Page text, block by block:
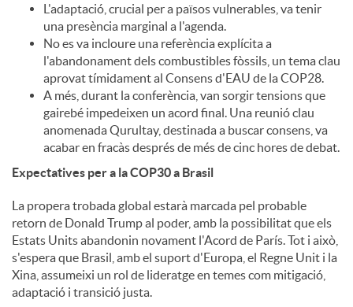
L'adaptació, crucial per a països vulnerables, va tenir
una presència marginal a l'agenda.
No es va incloure una referència explícita a
l'abandonament dels combustibles fòssils, un tema clau
aprovat tímidament al Consens d'EAU de la COP28.
A més, durant la conferència, van sorgir tensions que
gairebé impedeixen un acord final. Una reunió clau
anomenada Qurultay, destinada a buscar consens, va
acabar en fracàs després de més de cinc hores de debat.
Expectatives per a la COP30 a Brasil
La propera trobada global estarà marcada pel probable
retorn de Donald Trump al poder, amb la possibilitat que els
Estats Units abandonin novament l'Acord de París. Tot i això,
s'espera que Brasil, amb el suport d'Europa, el Regne Unit i la
Xina, assumeixi un rol de lideratge en temes com mitigació,
adaptació i transició justa.